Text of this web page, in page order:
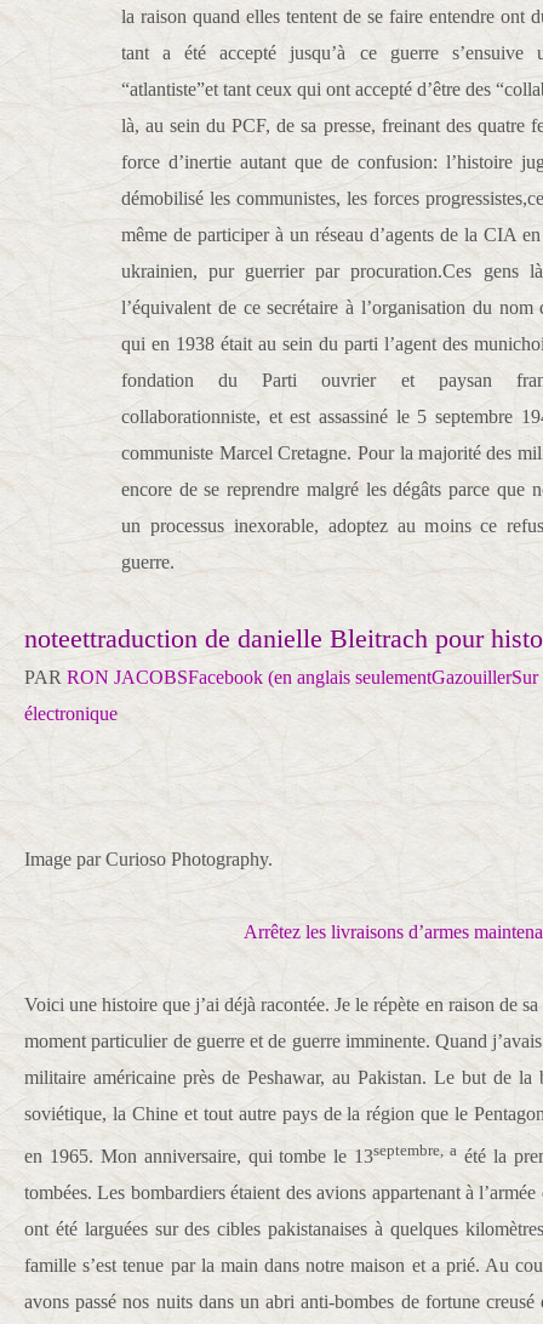
la raison quand elles tentent de se faire entendre ont
tant a été accepté jusqu’à ce guerre s’ensuive
“atlantiste”et tant ceux qui ont accepté d’être des
là, au sein du PCF, de sa presse, freinant des quatre
force d’inertie autant que de confusion: l’histoire
démobilisé les communistes, les forces
même de participer à un réseau d’agents de la CIA
ukrainien, pur guerrier par procuration.Ces gens
l’équivalent de ce secrétaire à l’organisation du
qui en 1938 était au sein du parti l’agent des
fondation du Parti ouvrier et paysan
collaborationniste, et est assassiné le 5 septembre
communiste Marcel Cretagne. Pour la majorité des
encore de se reprendre malgré les dégâts parce que
un processus inexorable, adoptez au moins ce
guerre.
noteettraduction de danielle Bleitrach pour
PAR RON JACOBSFacebook (en anglais seulementGazouillerSur
électronique
Image par Curioso Photography.
Arrêtez les livraisons d’armes
Voici une histoire que j’ai déjà racontée. Je le répète en raison de
moment particulier de guerre et de guerre imminente. Quand
militaire américaine près de Peshawar, au Pakistan. Le but de la
soviétique, la Chine et tout autre pays de la région que le
en 1965. Mon anniversaire, qui tombe le 13septembre, a été la
tombées. Les bombardiers étaient des avions appartenant à
ont été larguées sur des cibles pakistanaises à quelques
famille s’est tenue par la main dans notre maison et a prié. Au
avons passé nos nuits dans un abri anti-bombes de fortune